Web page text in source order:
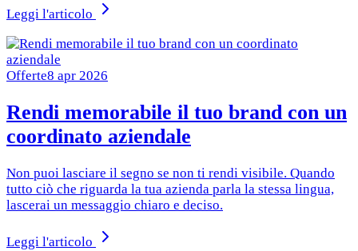
Leggi l'articolo
Offerte8 apr 2026
Rendi memorabile il tuo brand con un
coordinato aziendale
Non puoi lasciare il segno se non ti rendi visibile. Quando
tutto ciò che riguarda la tua azienda parla la stessa lingua,
lascerai un messaggio chiaro e deciso.
Leggi l'articolo